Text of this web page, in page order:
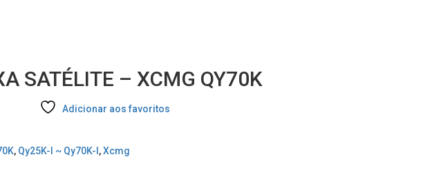
SATÉLITE – XCMG QY70K
Adicionar aos favoritos
, Qy25K-I ~ Qy70K-I ,Xcmg